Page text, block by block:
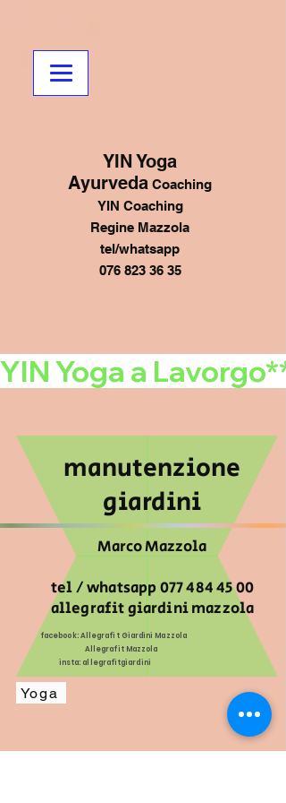
YIN Yoga
Ayurveda Coaching
YIN Coaching
Regine Mazzola
tel/whatsapp
076 823 36 35
YIN Yoga a
manutenzione
giardini
Marco Mazzola
tel / whatsapp077 484 45 00
allegrafit giardini mazzola
facebook: Allegrafit Giardini Mazzola
Allegrafit Mazzola
insta: allegrafitgiardini
Yoga